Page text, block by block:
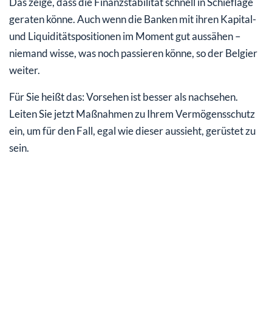
geraten könne. Auch wenn die Banken mit ihren Kapital-
und Liquiditätspositionen im Moment gut aussähen –
niemand wisse, was noch passieren könne, so der Belgier
weiter.
Für Sie heißt das: Vorsehen ist besser als nachsehen.
Leiten Sie jetzt Maßnahmen zu Ihrem Vermögensschutz
ein, um für den Fall, egal wie dieser aussieht, gerüstet zu
sein.